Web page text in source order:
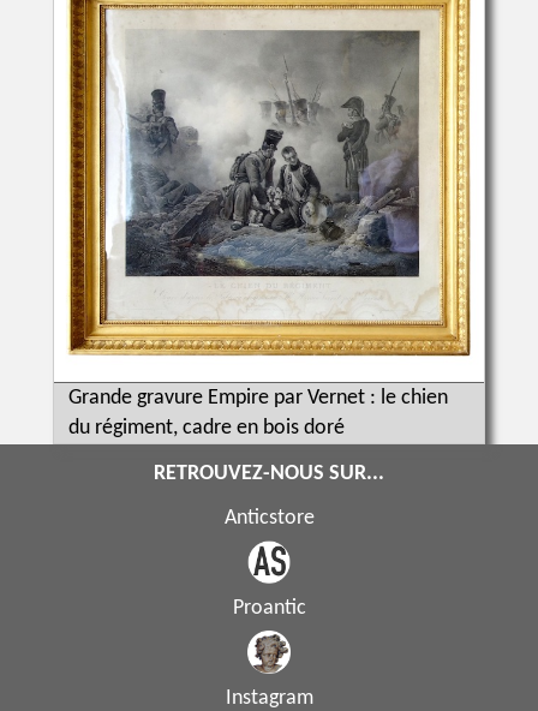
Grande gravure Empire par Vernet : le chien
du régiment, cadre en bois doré
RETROUVEZ-NOUS SUR...
Anticstore
Proantic
Instagram